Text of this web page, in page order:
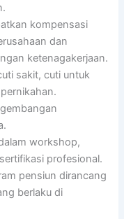
kompensasi
dan
ketenagakerjaan.
sakit, cuti untuk
workshop,
profesional.
pensiun dirancang
berlaku di